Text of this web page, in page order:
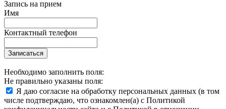
Запись на прием
Имя
Контактный телефон
Записаться
Необходимо заполнить поля:
Не правильно указаны поля:
Я даю согласие на обработку персональных данных (в том
числе подтверждаю, что ознакомлен(а) с Политикой